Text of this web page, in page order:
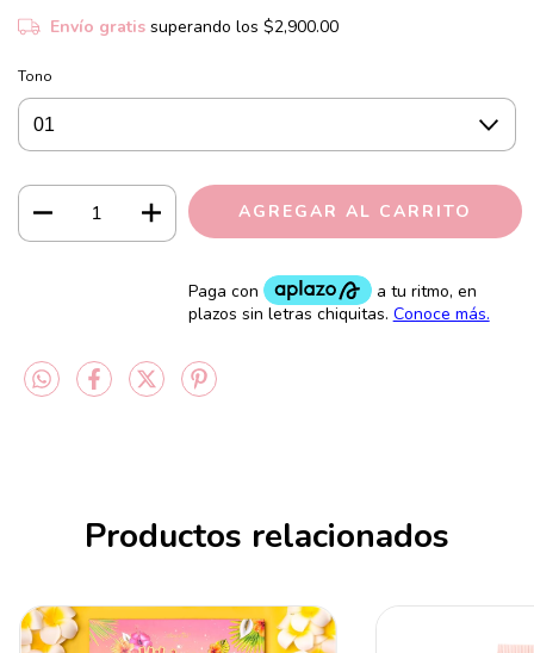
Envío gratis superando los $2,900.00
Tono
Productos relacionados